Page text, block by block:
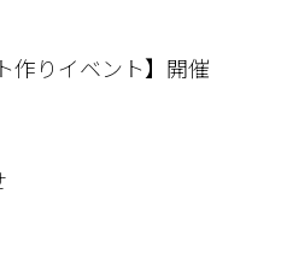
作りイベント】開催